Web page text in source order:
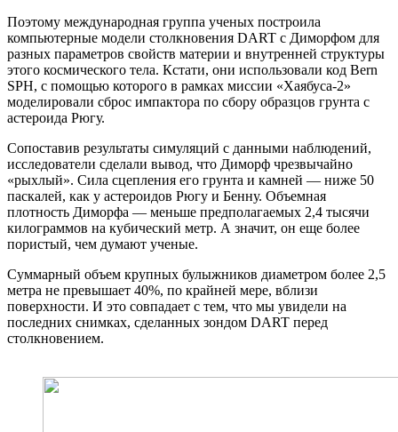
Поэтому международная группа ученых построила
компьютерные модели столкновения DART с Диморфом для
разных параметров свойств материи и внутренней структуры
этого космического тела. Кстати, они использовали код Bern
SPH, с помощью которого в рамках миссии «Хаябуса-2»
моделировали сброс импактора по сбору образцов грунта с
астероида Рюгу.
Сопоставив результаты симуляций с данными наблюдений,
исследователи сделали вывод, что Диморф чрезвычайно
«рыхлый». Сила сцепления его грунта и камней — ниже 50
паскалей, как у астероидов Рюгу и Бенну. Объемная
плотность Диморфа — меньше предполагаемых 2,4 тысячи
килограммов на кубический метр. А значит, он еще более
пористый, чем думают ученые.
Суммарный объем крупных булыжников диаметром более 2,5
метра не превышает 40%, по крайней мере, вблизи
поверхности. И это совпадает с тем, что мы увидели на
последних снимках, сделанных зондом DART перед
столкновением.